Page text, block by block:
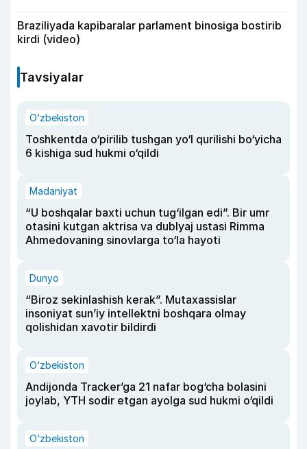
Braziliyada kapibaralar parlament binosiga bostirib
kirdi (video)
Tavsiyalar
O‘zbekiston
Toshkentda o‘pirilib tushgan yo‘l qurilishi bo‘yicha
6 kishiga sud hukmi o‘qildi
Madaniyat
“U boshqalar baxti uchun tug‘ilgan edi”. Bir umr
otasini kutgan aktrisa va dublyaj ustasi Rimma
Ahmedovaning sinovlarga to‘la hayoti
Dunyo
“Biroz sekinlashish kerak”. Mutaxassislar
insoniyat sun’iy intellektni boshqara olmay
qolishidan xavotir bildirdi
O‘zbekiston
Andijonda Tracker’ga 21 nafar bog‘cha bolasini
joylab, YTH sodir etgan ayolga sud hukmi o‘qildi
O‘zbekiston